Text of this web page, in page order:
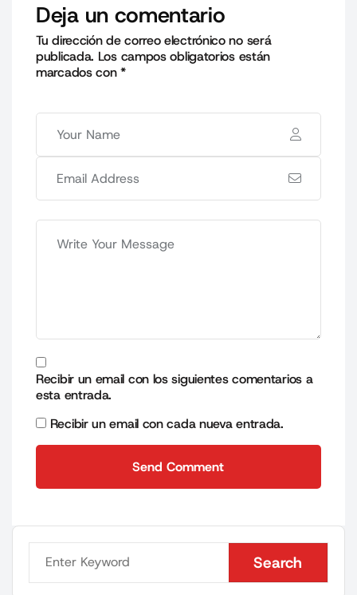
Deja un comentario
Tu dirección de correo electrónico no será
publicada. Los campos obligatorios están
marcados con*
Recibir un email con los siguientes comentarios a
esta entrada.
Recibir un email con cada nueva entrada.
Send Comment
Search
Search